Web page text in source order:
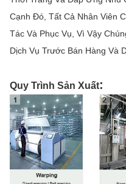
Cạnh Đó, Tất Cả Nhân Viên
Tác Và Phục Vụ, Vì Vậy
Dịch Vụ Trước Bán Hàng Và
Quy Trình Sản Xuất: